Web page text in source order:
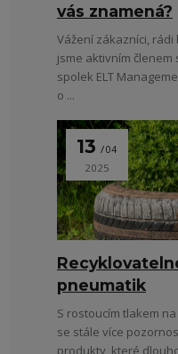
vás znamená?
Vážení zákazníci,
jsme aktivním členem
spolek ELT
o ...
13 04
2025
pneumatik
S rostoucím tlakem
se stále více
produkty, které